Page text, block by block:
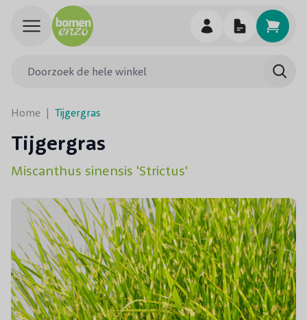
Ga naar de inhoud
Home | Tijgergras
Tijgergras
Miscanthus sinensis 'Strictus'